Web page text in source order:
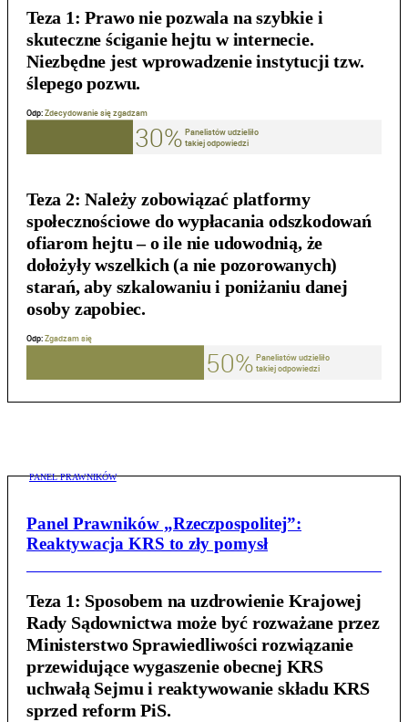
Teza 1: Prawo nie pozwala na szybkie i
skuteczne ściganie hejtu w internecie.
Niezbędne jest wprowadzenie instytucji tzw.
ślepego pozwu.
Teza 2: Należy zobowiązać platformy
społecznościowe do wypłacania odszkodowań
ofiarom hejtu – o ile nie udowodnią, że
dołożyły wszelkich (a nie pozorowanych)
starań, aby szkalowaniu i poniżaniu danej
osoby zapobiec.
PANEL PRAWNIKÓW
Panel Prawników „Rzeczpospolitej”:
Reaktywacja KRS to zły pomysł
Teza 1: Sposobem na uzdrowienie Krajowej
Rady Sądownictwa może być rozważane przez
Ministerstwo Sprawiedliwości rozwiązanie
przewidujące wygaszenie obecnej KRS
uchwałą Sejmu i reaktywowanie składu KRS
sprzed reform PiS.